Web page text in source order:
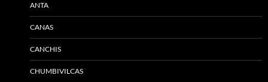
ANTA
CANAS
CANCHIS
CHUMBIVILCAS